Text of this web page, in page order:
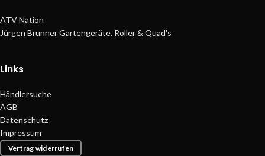
ATV Nation
Jürgen Brunner Gartengeräte, Roller & Quad's
Links
Händlersuche
AGB
Datenschutz
Impressum
Vertrag widerrufen